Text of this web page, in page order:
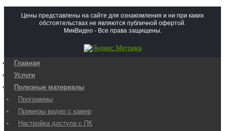
Цены представлены на сайте для ознакомления и ни при каких
обстоятельствах не являются публичной офертой.
МикВидео - Все права защищены.
Главная
Услуги
Полезные материалы
Программы
Примеры видео с камер
Настройка доступа с ПК